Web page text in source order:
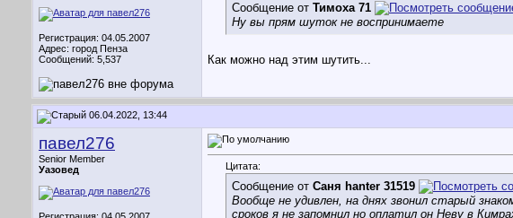
Регистрация: 04.05.2007
Адрес: город Пенза
Сообщений: 5,537
Сообщение от Тимоха 71
Ну вы прям шуток не воспринимаете
Как можно над этим шутить...
06.04.2022, 13:44
павел276
Senior Member
Уазовед
Цитата:
Сообщение от Саня hanter 31519
Вообще не удивлен, на днях звонил старый
сроков я не запомнил но оплатил он Неву в